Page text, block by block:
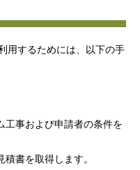
用するためには、以下の手
工事および申請者の条件を
書を取得します。